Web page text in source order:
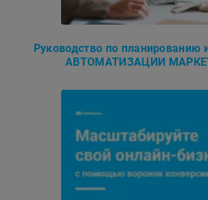
Руководство по планированию
АВТОМАТИЗАЦИИ